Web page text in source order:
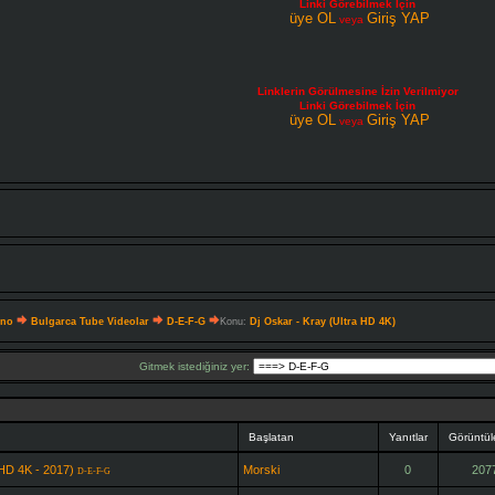
Linki Görebilmek İçin
üye OL veya Giriş YAP
Linklerin Görülmesine İzin Verilmiyor
Linki Görebilmek İçin
üye OL veya Giriş YAP
Bulgarca Tube Videolar D-E-F-G Konu: Dj Oskar - Kray (Ultra HD 4K)
Gitmek istediğiniz yer:
Başlatan Yanıtlar
4K - 2017) D-E-F-G Morski 0